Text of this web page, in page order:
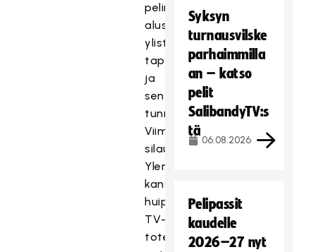
pelin
alussa
ylistämään
tapahtumaa
ja
sen
tunnelmaa.
Viimeisen
silauksen
Ylen
kansainvälisen
huipputason
TV-
toteutukselle
Syksyn
turnausvilske
parhaimmilla
an – katso
pelit
SalibandyTV:s
tä
06.08.2026
Pelipassit
kaudelle
2026–27 nyt